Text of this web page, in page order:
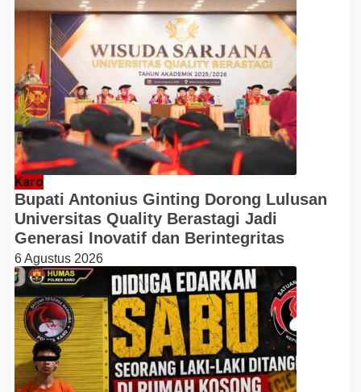
Karo
Bupati Antonius Ginting Dorong Lulusan
Universitas Quality Berastagi Jadi
Generasi Inovatif dan Berintegritas
6 Agustus 2026